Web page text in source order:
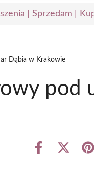
| Sprzedam |
Dąbia w Krakowie
pod
Share
Share